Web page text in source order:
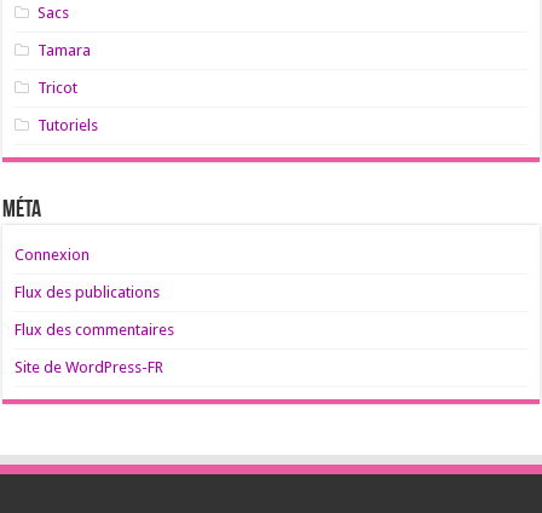
Sacs
Tamara
Tricot
Tutoriels
Méta
Connexion
Flux des publications
Flux des commentaires
Site de WordPress-FR